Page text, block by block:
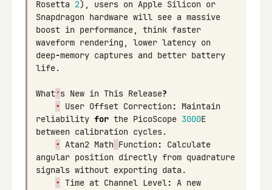
Rosetta 2), users on Apple Silicon or
Snapdragon hardware will see a massive
boost in performance, think faster
waveform rendering , lower latency on
deep-memory captures and better battery
life.
What’s New in This Release?
•
User Offset Correction:
Maintain
reliability for the PicoScope 3000E
between calibration cycles.
• Atan2 Math Function:
Calculate
angular position directly from quadrature
signals without exporting data.
• Time at Channel Level: A new